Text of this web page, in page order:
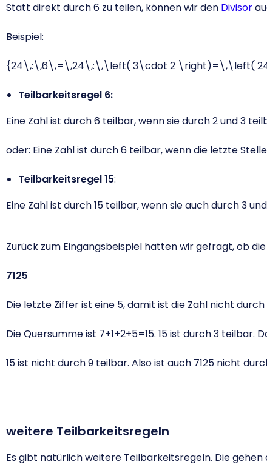
Statt direkt durch 6 zu teilen, können wir den Divisor
Beispiel:
{24\,:\,6\,=\,24\,:\,\left( 3\cdot 2 \right)=\,\left(
Teilbarkeitsregel 6:
Eine Zahl ist durch 6 teilbar, wenn sie durch 2 und 3
oder: Eine Zahl ist durch 6 teilbar, wenn die letzte
Teilbarkeitsregel 15:
Eine Zahl ist durch 15 teilbar, wenn sie auch durch 3
Zurück zum Eingangsbeispiel hatten wir gefragt, ob die
7125
Die letzte Ziffer ist eine 5, damit ist die Zahl nicht
Die Quersumme ist 7+1+2+5=15. 15 ist durch 3 teilbar.
15 ist nicht durch 9 teilbar. Also ist auch 7125 nicht
weitere Teilbarkeitsregeln
Es gibt natürlich weitere Teilbarkeitsregeln. Die